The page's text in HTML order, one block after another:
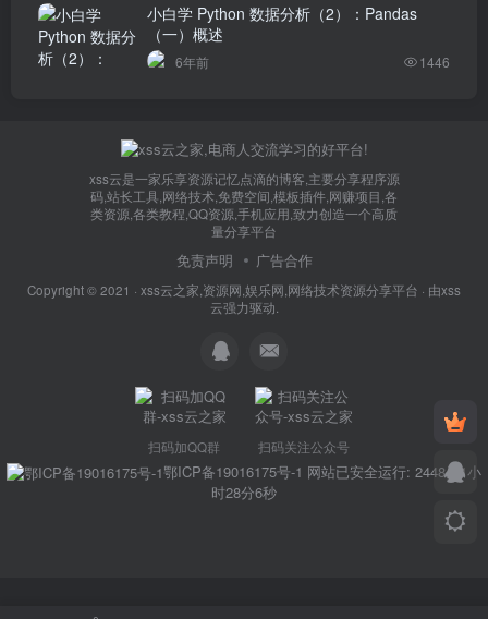
小白学 Python 数据分析（2）：Pandas
（一）概述
6年前 1446
xss云是一家乐享资源记忆点滴的博客,主要分享程序源
码,站长工具,网络技术,免费空间,模板插件,网赚项目,各
类资源,各类教程,QQ资源,手机应用,致力创造一个高质
量分享平台
免责声明 广告合作
Copyright © 2021 · xss云之家,资源网,娱乐网,网络技术资源分享平台 · 由xss
云强力驱动.
扫码加QQ群 扫码关注公众号
鄂ICP备19016175号-1 网站已安全运行: 2448天1小
时28分7秒